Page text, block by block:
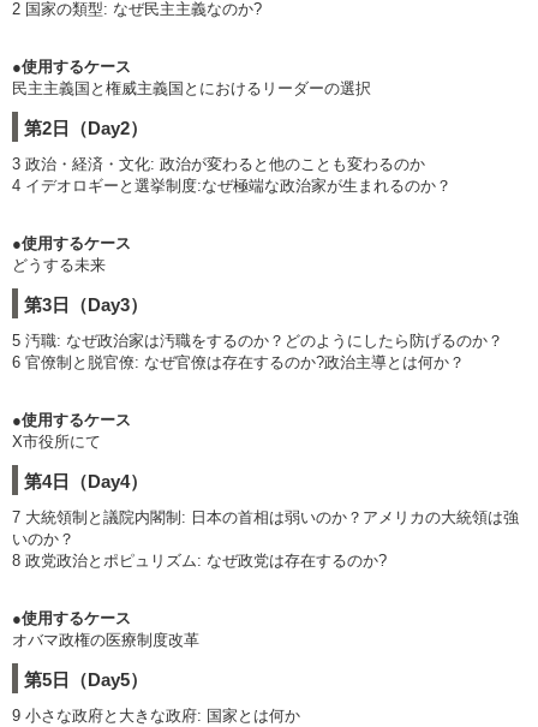
2 国家の類型: なぜ民主主義なのか?
●使用するケース
民主主義国と権威主義国とにおけるリーダーの選択
第2日（Day2）
3 政治・経済・文化: 政治が変わると他のことも変わるのか
4 イデオロギーと選挙制度:なぜ極端な政治家が生まれるのか？
●使用するケース
どうする未来
第3日（Day3）
5 汚職: なぜ政治家は汚職をするのか？どのようにしたら防げるのか？
6 官僚制と脱官僚: なぜ官僚は存在するのか?政治主導とは何か？
●使用するケース
X市役所にて
第4日（Day4）
7 大統領制と議院内閣制: 日本の首相は弱いのか？アメリカの大統領は強
いのか？
8 政党政治とポピュリズム: なぜ政党は存在するのか?
●使用するケース
オバマ政権の医療制度改革
第5日（Day5）
9 小さな政府と大きな政府: 国家とは何か